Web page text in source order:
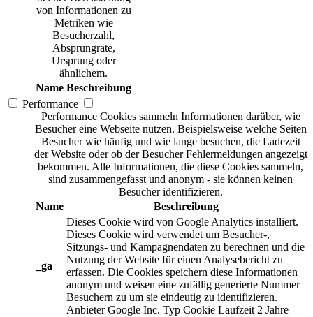
von Informationen zu
Metriken wie
Besucherzahl,
Absprungrate,
Ursprung oder
ähnlichem.
Name Beschreibung
Performance
Performance Cookies sammeln Informationen darüber, wie
Besucher eine Webseite nutzen. Beispielsweise welche Seiten
Besucher wie häufig und wie lange besuchen, die Ladezeit
der Website oder ob der Besucher Fehlermeldungen angezeigt
bekommen. Alle Informationen, die diese Cookies sammeln,
sind zusammengefasst und anonym - sie können keinen
Besucher identifizieren.
Name
Beschreibung
_ga
Dieses Cookie wird von Google Analytics installiert.
Dieses Cookie wird verwendet um Besucher-,
Sitzungs- und Kampagnendaten zu berechnen und die
Nutzung der Website für einen Analysebericht zu
erfassen. Die Cookies speichern diese Informationen
anonym und weisen eine zufällig generierte Nummer
Besuchern zu um sie eindeutig zu identifizieren.
Anbieter Google Inc. Typ Cookie Laufzeit 2 Jahre